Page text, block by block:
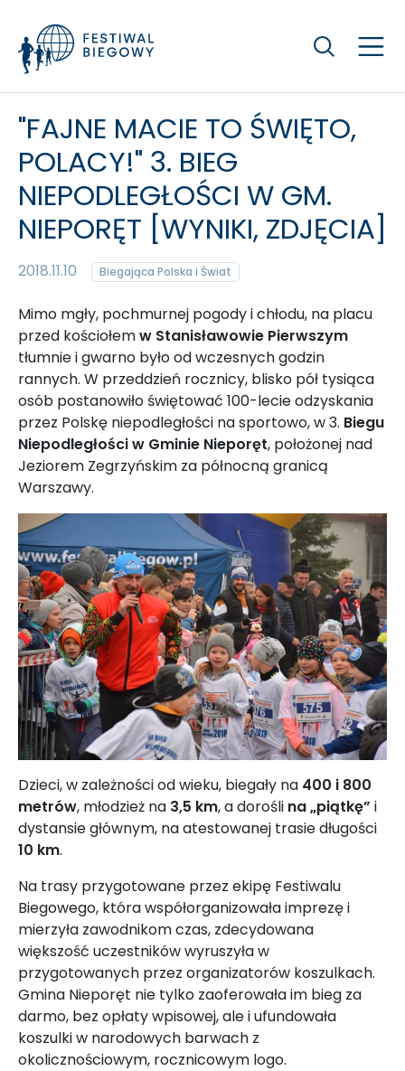
Szukaj
"FAJNE MACIE TO ŚWIĘTO,
POLACY!" 3. BIEG
NIEPODLEGŁOŚCI W GM.
NIEPORĘT [WYNIKI, ZDJĘCIA]
2018.11.10 Biegająca Polska i Świat
Mimo mgły, pochmurnej pogody i chłodu, na placu
przed kościołemw Stanisławowie Pierwszym
tłumnie i gwarno było od wczesnych godzin
rannych. W przeddzień rocznicy, blisko pół tysiąca
osób postanowiło świętować 100-lecie odzyskania
przez Polskę niepodległości na sportowo, w 3. Biegu
Niepodległości w Gminie Nieporęt, położonej nad
Jeziorem Zegrzyńskim za północną granicą
Warszawy.
Dzieci, w zależności od wieku, biegały na 400 i 800
metrów, młodzież na 3,5 km, a dorośli na „piątkę” i
dystansie głównym, na atestowanej trasie długości
10 km.
Na trasy przygotowane przez ekipę Festiwalu
Biegowego, która współorganizowała imprezę i
mierzyła zawodnikom czas, zdecydowana
większość uczestników wyruszyła w
przygotowanych przez organizatorów koszulkach.
Gmina Nieporęt nie tylko zaoferowała im bieg za
darmo, bez opłaty wpisowej, ale i ufundowała
koszulki w narodowych barwach z
okolicznościowym, rocznicowym logo.